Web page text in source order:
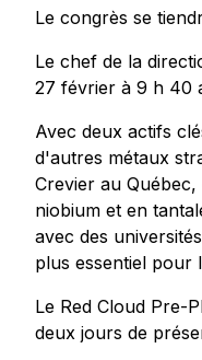
Le congrès se
Le chef de la
27 février à 9 h 40
Avec deux actifs
d'autres métaux
Crevier au
niobium et en
avec des
plus essentiel pour
Le Red Cloud Pre-
deux jours de